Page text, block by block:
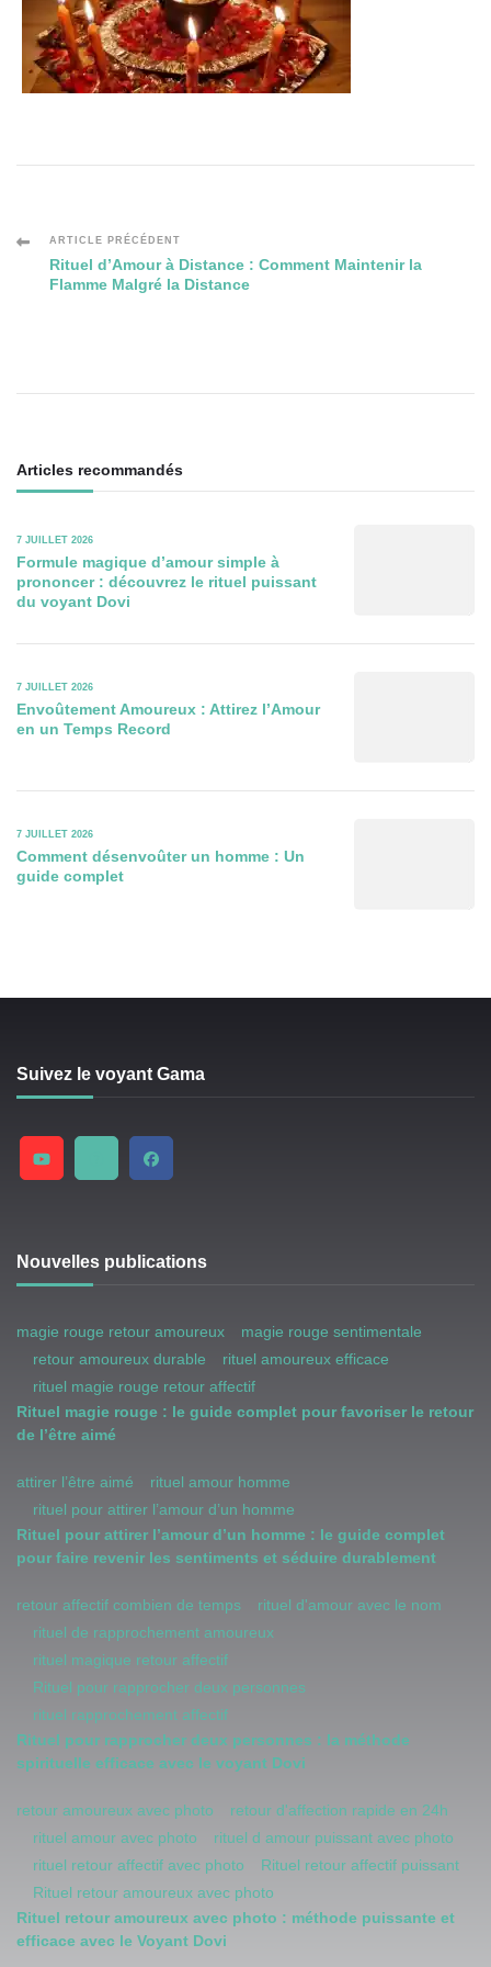
Navigation
des
ARTICLE PRÉCÉDENT
Rituel d’Amour à Distance : Comment Maintenir la
Flamme Malgré la Distance
Articles recommandés
7 JUILLET 2026
Formule magique d’amour simple à
prononcer : découvrez le rituel puissant
du voyant Dovi
7 JUILLET 2026
Envoûtement Amoureux : Attirez l’Amour
en un Temps Record
7 JUILLET 2026
Comment désenvoûter un homme : Un
guide complet
Suivez le voyant Gama
Nouvelles publications
magie rouge retour amoureux
magie rouge sentimentale
retour amoureux durable
rituel amoureux efficace
rituel magie rouge retour affectif
Rituel magie rouge : le guide complet pour favoriser le retour
de l’être aimé
attirer l’être aimé
rituel amour homme
rituel pour attirer l’amour d’un homme
Rituel pour attirer l’amour d’un homme : le guide complet
pour faire revenir les sentiments et séduire durablement
retour affectif combien de temps
rituel d'amour avec le nom
rituel de rapprochement amoureux
rituel magique retour affectif
Rituel pour rapprocher deux personnes
rituel rapprochement affectif
Rituel pour rapprocher deux personnes : la méthode
spirituelle efficace avec le voyant Dovi
retour amoureux avec photo
retour d'affection rapide en 24h
rituel amour avec photo
rituel d amour puissant avec photo
rituel retour affectif avec photo
Rituel retour affectif puissant
Rituel retour amoureux avec photo
Rituel retour amoureux avec photo : méthode puissante et
efficace avec le Voyant Dovi